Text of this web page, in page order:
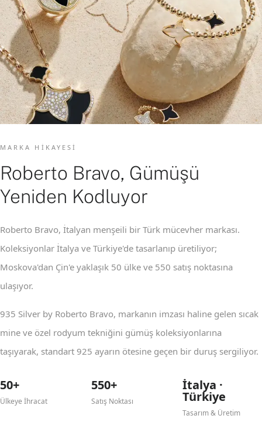
MARKA HIKAYESI
Roberto Bravo, Gümüşü
Yeniden Kodluyor
Roberto Bravo, İtalyan menşeili bir Türk mücevher markası.
Koleksiyonlar İtalya ve Türkiye'de tasarlanıp üretiliyor;
Moskova'dan Çin'e yaklaşık 50 ülke ve 550 satış noktasına
ulaşıyor.
935 Silver by Roberto Bravo, markanın imzası haline gelen sıcak
mine ve özel rodyum tekniğini gümüş koleksiyonlarına
taşıyarak, standart 925 ayarın ötesine geçen bir duruş sergiliyor.
50+
Ülkeye İhracat
550+
Satış Noktası
İtalya ·
Türkiye
Tasarım & Üretim